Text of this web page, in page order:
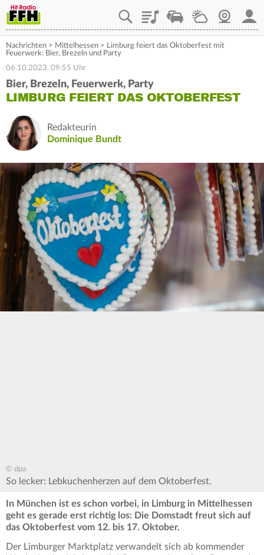
PlaylistStaupilotWetterWebcam
Nachrichten > Mittelhessen > Limburg feiert das Oktoberfest mit
Feuerwerk: Bier, Brezeln und Party
06.10.2023, 09:55 Uhr
Bier, Brezeln, Feuerwerk, Party
LIMBURG FEIERT DAS OKTOBERFEST
Redakteurin
Dominique Bundt
© dpa
So lecker: Lebkuchenherzen auf dem Oktoberfest.
In München ist es schon vorbei, in Limburg in Mittelhessen
geht es gerade erst richtig los: Die Domstadt freut sich auf
das Oktoberfest vom 12. bis 17. Oktober.
Der Limburger Marktplatz verwandelt sich ab kommender